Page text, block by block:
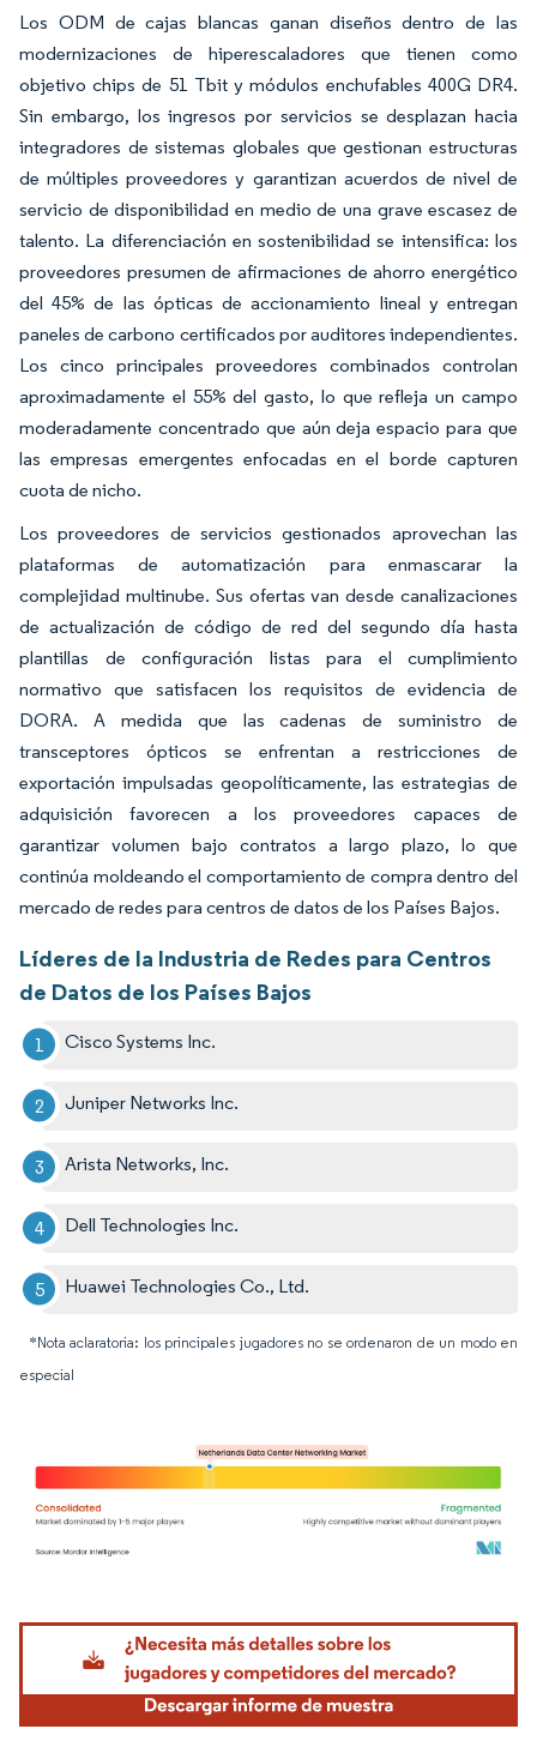
Los ODM de cajas blancas ganan diseños dentro de las
modernizaciones de hiperescaladores que tienen como
objetivo chips de 51 Tbit y módulos enchufables 400G DR4.
Sin embargo, los ingresos por servicios se desplazan hacia
integradores de sistemas globales que gestionan estructuras
de múltiples proveedores y garantizan acuerdos de nivel de
servicio de disponibilidad en medio de una grave escasez de
talento. La diferenciación en sostenibilidad se intensifica: los
proveedores presumen de afirmaciones de ahorro energético
del 45% de las ópticas de accionamiento lineal y entregan
paneles de carbono certificados por auditores independientes.
Los cinco principales proveedores combinados controlan
aproximadamente el 55% del gasto, lo que refleja un campo
moderadamente concentrado que aún deja espacio para que
las empresas emergentes enfocadas en el borde capturen
cuota de nicho.
Los proveedores de servicios gestionados aprovechan las
plataformas de automatización para enmascarar la
complejidad multinube. Sus ofertas van desde canalizaciones
de actualización de código de red del segundo día hasta
plantillas de configuración listas para el cumplimiento
normativo que satisfacen los requisitos de evidencia de
DORA. A medida que las cadenas de suministro de
transceptores ópticos se enfrentan a restricciones de
exportación impulsadas geopolíticamente, las estrategias de
adquisición favorecen a los proveedores capaces de
garantizar volumen bajo contratos a largo plazo, lo que
continúa moldeando el comportamiento de compra dentro del
mercado de redes para centros de datos de los Países Bajos.
Líderes de la Industria de Redes para Centros
de Datos de los Países Bajos
Cisco Systems Inc.
Juniper Networks Inc.
Arista Networks, Inc.
Dell Technologies Inc.
Huawei Technologies Co., Ltd.
*Nota aclaratoria: los principales jugadores no se ordenaron de un modo en
especial
Imagen © Mordor Intelligence. El uso requiere atribución según CC BY 4.0.